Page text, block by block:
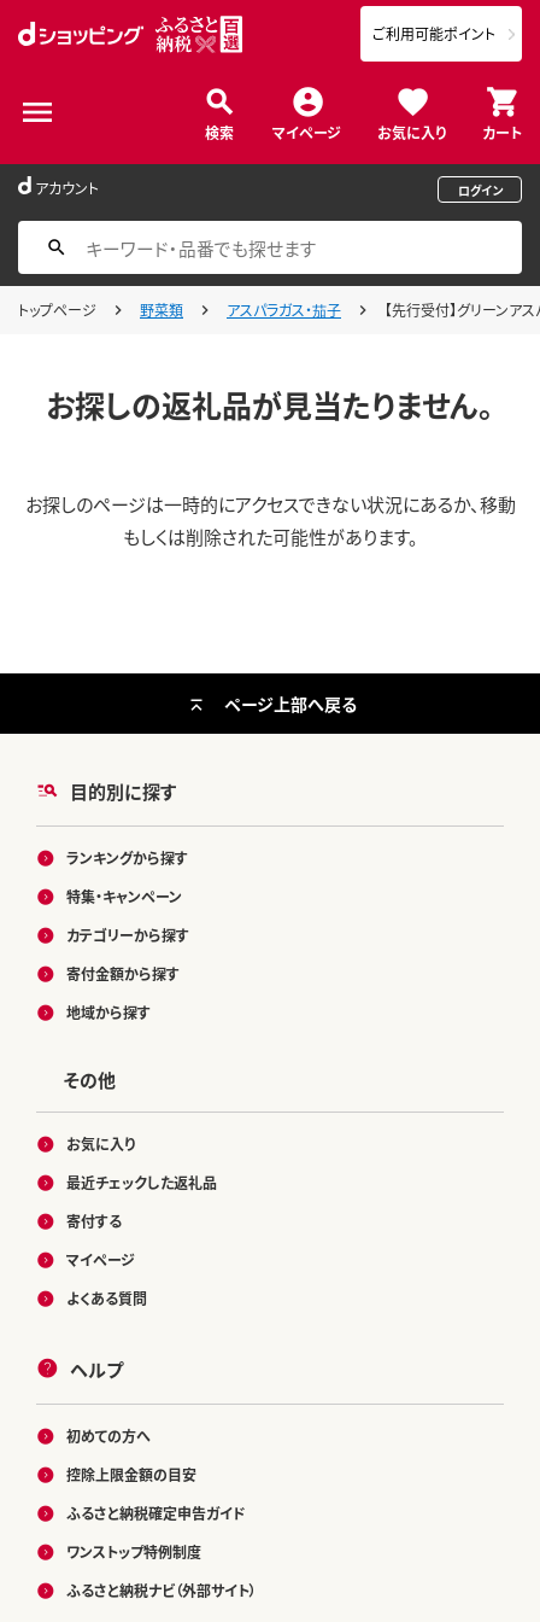
検索 マイページ お気に入り カート
ご利用可能ポイント
アカウント ログイン
トップページ 野菜類 アスパラガス・茄子 【先行受付】グリーンア
お探しの返礼品が見当たりません。
お探しのページは一時的にアクセスできない状況にあるか、移動
もしくは削除された可能性があります。
目的別に探す
ランキングから探す
特集・キャンペーン
カテゴリーから探す
寄付金額から探す
地域から探す
その他
お気に入り
最近チェックした返礼品
寄付する
マイページ
よくある質問
ヘルプ
初めての方へ
控除上限金額の目安
ふるさと納税確定申告ガイド
ワンストップ特例制度
ふるさと納税ナビ（外部サイト）
ページ上部へ戻る